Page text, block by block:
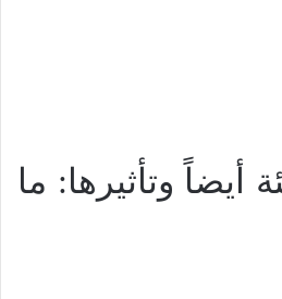
أيضاً وتأثيرها: ما